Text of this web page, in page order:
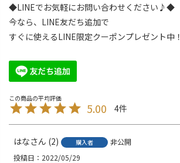
◆LINEでお気軽にお問い合わせください♪◆
今なら、LINE友だち追加で
すぐに使えるLINE限定クーポンプレゼント中！
5.00 4
はな 2 購入者
非公開
投稿日
2022/05/29